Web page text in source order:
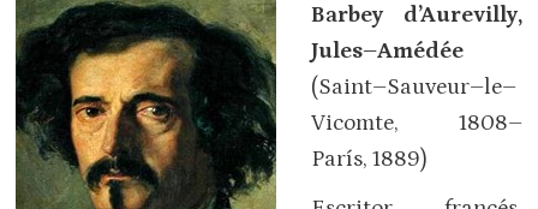
Barbey d’Aurevilly,
Jules–Amédée
(Saint–Sauveur–le–
Vicomte, 1808–
París, 1889)